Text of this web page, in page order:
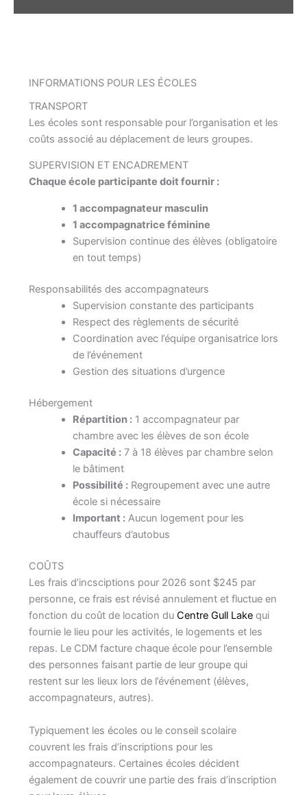
INFORMATIONS POUR LES ÉCOLES
TRANSPORT
Les écoles sont responsable pour l’organisation et les
coûts associé au déplacement de leurs groupes.
SUPERVISION ET ENCADREMENT
Chaque école participante doit fournir :
1 accompagnateur masculin
1 accompagnatrice féminine
Supervision continue des élèves (obligatoire
en tout temps)
Responsabilités des accompagnateurs
Supervision constante des participants
Respect des règlements de sécurité
Coordination avec l’équipe organisatrice lors
de l’événement
Gestion des situations d’urgence
Hébergement
Répartition :1 accompagnateur par
chambre avec les élèves de son école
Capacité :7 à 18 élèves par chambre selon
le bâtiment
Possibilité :Regroupement avec une autre
école si nécessaire
Important :Aucun logement pour les
chauffeurs d’autobus
COÛTS
Les frais d’incsciptions pour 2026 sont $245 par
personne, ce frais est révisé annulement et fluctue en
fonction du coût de location du Centre Gull Lakequi
fournie le lieu pour les activités, le logements et les
repas. Le CDM facture chaque école pour l’ensemble
des personnes faisant partie de leur groupe qui
restent sur les lieux lors de l’événement (élèves,
accompagnateurs, autres).
Typiquement les écoles ou le conseil scolaire
couvrent les frais d’inscriptions pour les
accompagnateurs. Certaines écoles décident
également de couvrir une partie des frais d’inscription